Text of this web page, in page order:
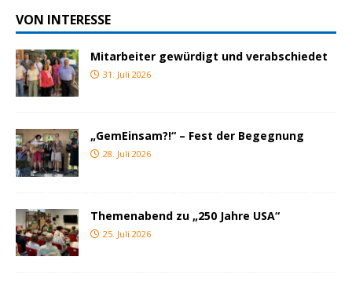
VON INTERESSE
Mitarbeiter gewürdigt und verabschiedet
31. Juli 2026
„GemEinsam?!“ – Fest der Begegnung
28. Juli 2026
Themenabend zu „250 Jahre USA“
25. Juli 2026